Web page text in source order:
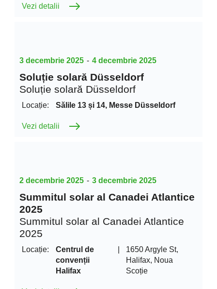
Vezi detalii
3 decembrie 2025 - 4 decembrie 2025
Soluție solară Düsseldorf
Soluție solară Düsseldorf
Locație: Sălile 13 și 14, Messe Düsseldorf
Vezi detalii
2 decembrie 2025 - 3 decembrie 2025
Summitul solar al Canadei Atlantice
2025
Summitul solar al Canadei Atlantice
2025
Locație:
Centrul de
convenții
Halifax
1650 Argyle St,
Halifax, Noua
Scoție